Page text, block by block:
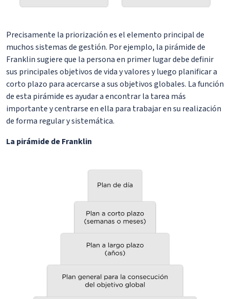
Precisamente la priorización es el elemento principal de
muchos sistemas de gestión. Por ejemplo, la pirámide de
Franklin sugiere que la persona en primer lugar debe definir
sus principales objetivos de vida y valores y luego planificar a
corto plazo para acercarse a sus objetivos globales. La función
de esta pirámide es ayudar a encontrar la tarea más
importante y centrarse en ella para trabajar en su realización
de forma regular y sistemática.
La pirámide de Franklin